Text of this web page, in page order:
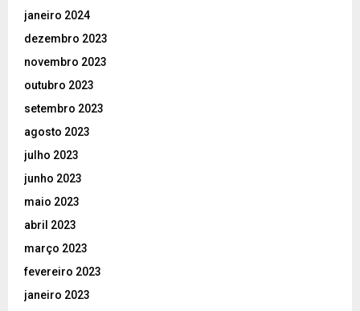
janeiro 2024
dezembro 2023
novembro 2023
outubro 2023
setembro 2023
agosto 2023
julho 2023
junho 2023
maio 2023
abril 2023
março 2023
fevereiro 2023
janeiro 2023